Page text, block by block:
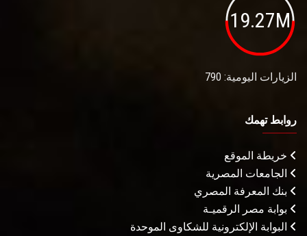
19.27M
الزيارات اليومية: 790
روابط تهمك
خريطة الموقع
الجامعات المصرية
بنك المعرفة المصري
بوابة مصر الرقميـة
البوابة الإلكترونية للشكاوى الموحدة